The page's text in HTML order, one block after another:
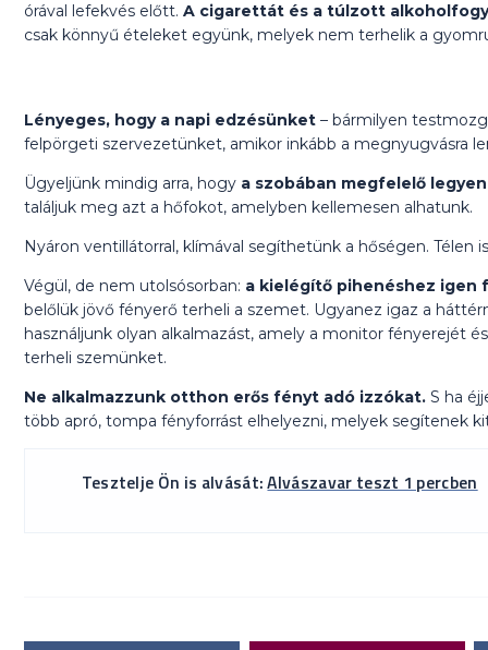
órával lefekvés előtt.A cigarettát és a túlzott
csak könnyű ételeket együnk, melyek nem terhelik a
Lényeges, hogy a napi edzésünket – bármilyen
felpörgeti szervezetünket, amikor inkább a megnyugvásra
Ügyeljünk mindig arra, hogy a szobában megfelelő
találjuk meg azt a hőfokot, amelyben kellemesen alhatunk.
Nyáron ventillátorral, klímával segíthetünk a hőségen.
Végül, de nem utolsósorban: a kielégítő pihenéshez igen
belőlük jövő fényerő terheli a szemet. Ugyanez igaz a
használjunk olyan alkalmazást, amely a monitor fényerejét
terheli szemünket.
Ne alkalmazzunk otthon erős fényt adó izzókat. S ha
több apró, tompa fényforrást elhelyezni, melyek segítenek
Tesztelje Ön is alvását:Alvászavar teszt 1 percben